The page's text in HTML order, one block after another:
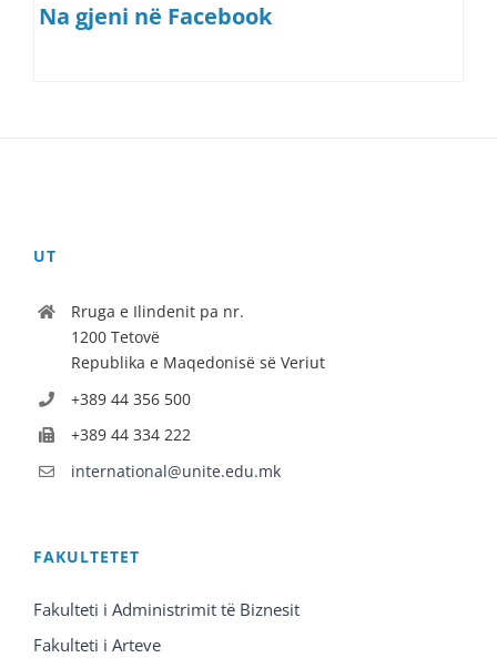
Na gjeni në Facebook
UT
Rruga e Ilindenit pa nr.
1200 Tetovë
Republika e Maqedonisë së Veriut
+389 44 356 500
+389 44 334 222
international@unite.edu.mk
FAKULTETET
Fakulteti i Administrimit të Biznesit
Fakulteti i Arteve